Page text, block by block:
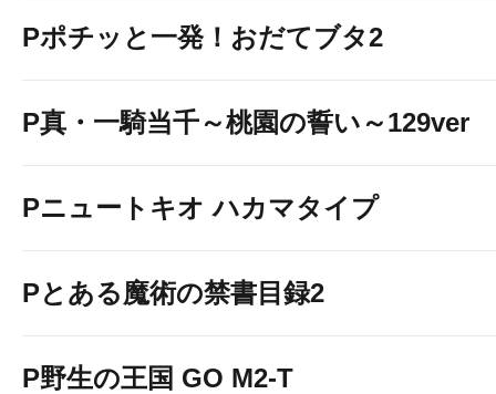
Pポチッと一発！おだてブタ2
P真・一騎当千～桃園の誓い～129ver
Pニュートキオ ハカマタイプ
Pとある魔術の禁書目録2
P野生の王国 GO M2-T